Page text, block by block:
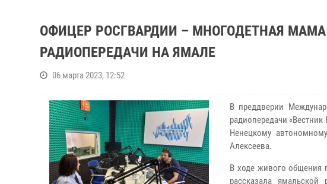
ОФИЦЕР РОСГВАРДИИ – МНОГОДЕТНАЯ
РАДИОПЕРЕДАЧИ НА ЯМАЛЕ
06 марта 2023, 12:52
В преддверии
радиопередачи
Ненецкому
Алексеева.
В ходе живого общения
рассказала